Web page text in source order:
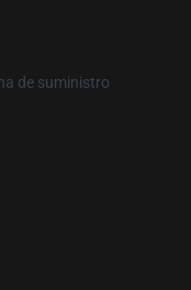
de suministro